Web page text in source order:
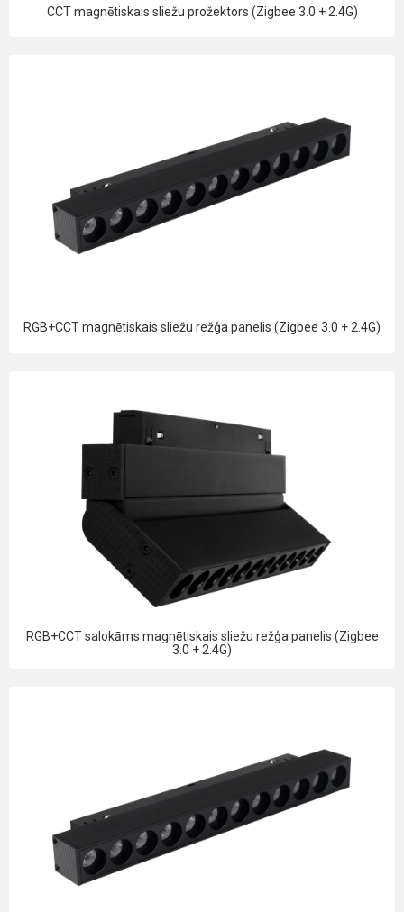
CCT magnētiskais sliežu prožektors (Zigbee 3.0 + 2.4G)
RGB+CCT magnētiskais sliežu režģa panelis (Zigbee 3.0 + 2.4G)
RGB+CCT salokāms magnētiskais sliežu režģa panelis (Zigbee
3.0 + 2.4G)